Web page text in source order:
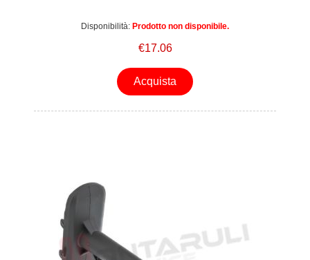
Disponibilità: Prodotto non disponibile.
€17.06
Acquista